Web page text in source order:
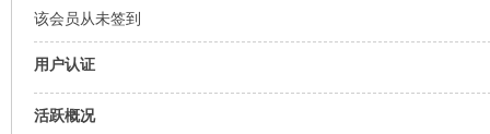
该会员从未签到
用户认证
活跃概况